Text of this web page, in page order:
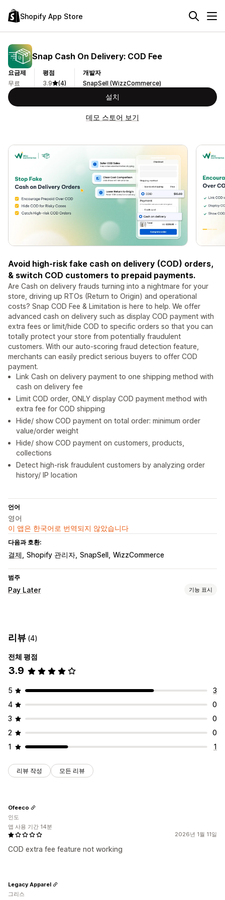
Shopify App Store
Snap Cash On Delivery: COD Fee
요금제
무료
평점
3.9
(4)
개발자
SnapSell (WizzCommerce)
설치
데모 스토어 보기
Avoid high-risk fake cash on delivery (COD) orders,
& switch COD customers to prepaid payments.
Are Cash on delivery frauds turning into a nightmare for your
store, driving up RTOs (Return to Origin) and operational
costs? Snap COD Fee & Limitation is here to help. We offer
advanced cash on delivery such as display COD payment with
extra fees or limit/hide COD to specific orders so that you can
totally protect your store from potentially fraudulent
customers. With our auto-scoring fraud detection feature,
merchants can easily predict serious buyers to offer COD
payment.
Link Cash on delivery payment to one shipping method with
cash on delivery fee
Limit COD order, ONLY display COD payment method with
extra fee for COD shipping
Hide/ show COD payment on total order: minimum order
value/order weight
Hide/ show COD payment on customers, products,
collections
Detect high-risk fraudulent customers by analyzing order
history/ IP location
언어
영어
이 앱은 한국어로 번역되지 않았습니다
다음과 호환:
결제 Shopify 관리자 SnapSell WizzCommerce
범주
Pay Later 기능 표시
양식 맞춤 설정
배송 옵션
리뷰 (4)
전체 평점
3.9
5
3
4
0
3
0
2
0
1
1
리뷰 작성 모든 리뷰
2026년 1월 11일
COD extra fee feature not working
Ofeeco
인도
앱 사용 기간 14분
Legacy Apparel
그리스